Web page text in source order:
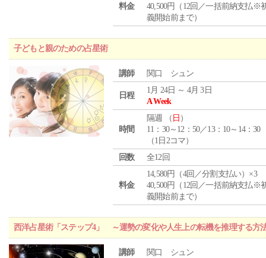
料金
40,500円（12回／一括前納支払※
義開始前まで）
子どもと親のための占星術
講師 関口 シュン
日程
1月 24日 ～ 4月 3日
A Week
時間
隔週 （ 日 ）
11：30～12：50／13：10～14：30
（1日2コマ）
回数
全12回
料金
14,580円（4回／分割支払い）×3
40,500円（12回／一括前納支払※
義開始前まで）
西洋占星術「ステップ4」 ～運勢の変化や人生上の転機を推理する方
講師 関口 シュン